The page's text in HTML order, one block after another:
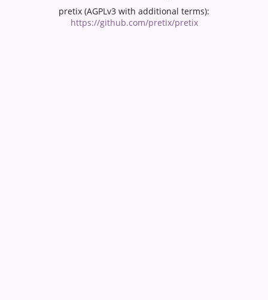
pretix (AGPLv3 with additional terms):
https://github.com/pretix/pretix